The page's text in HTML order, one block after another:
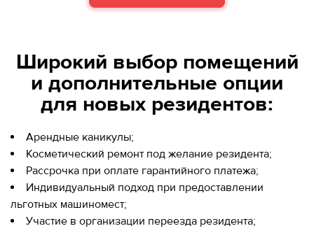
Широкий выбор помещений
и дополнительные опции
для новых резидентов:
Арендные каникулы;
Косметический ремонт под желание резидента;
Рассрочка при оплате гарантийного платежа;
Индивидуальный подход при предоставлении
льготных машиномест;
Участие в организации переезда резидента;